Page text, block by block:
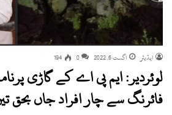
ایڈیٹر اگست 6, 2022 0
194
لوئردیر: ایم پی اے کے گاڑی
فائرنگ سے چار افراد جاں بحق